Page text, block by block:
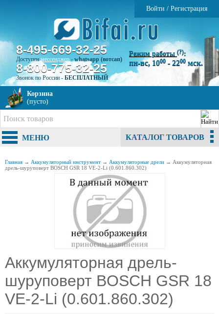
Войти / Регистрация
8-495-669-32-25
Доступенмессенджер-whatsapp (вотсап)
8-800-775-32-25
Звонок по России - БЕСПЛАТНЫЙ
Режим работы (?):
пн-вс, 1000 - 2200 мск.
Корзина
(пусто)
МЕНЮ КАТАЛОГ ТОВАРОВ
Главная → Аккумуляторный инструмент → Аккумуляторные дрели → Аккумуляторная
дрель-шуруповерт BOSCH GSR 18 VE-2-Li (0.601.860.302)
Аккумуляторная дрель-
шуруповерт BOSCH GSR 18
VE-2-Li (0.601.860.302)